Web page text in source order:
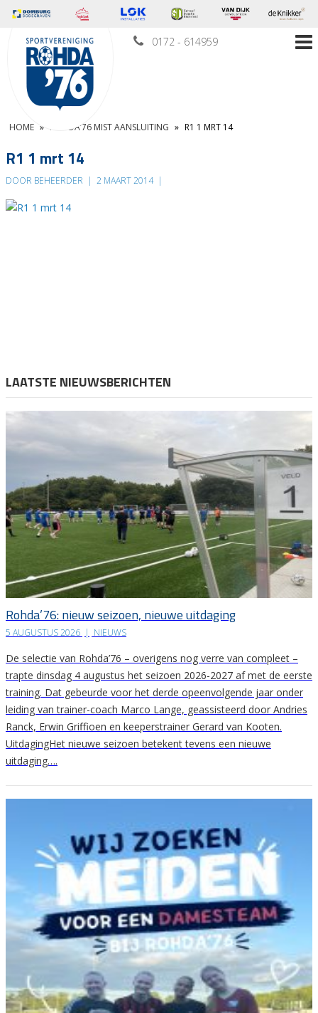
0172 - 614959
HOME » ROHDA’76 MIST AANSLUITING » R1 1 MRT 14
R1 1 mrt 14
DOOR BEHEERDER | 2 MAART 2014 |
LAATSTE NIEUWSBERICHTEN
Rohda’76: nieuw seizoen, nieuwe uitdaging
5 AUGUSTUS 2026 | NIEUWS
De selectie van Rohda’76 – overigens nog verre van compleet –
trapte dinsdag 4 augustus het seizoen 2026-2027 af met de eerste
training. Dat gebeurde voor het derde opeenvolgende jaar onder
leiding van trainer-coach Marco Lange, geassisteerd door Andries
Ranck, Erwin Griffioen en keeperstrainer Gerard van Kooten.
UitdagingHet nieuwe seizoen betekent tevens een nieuwe
uitdaging….